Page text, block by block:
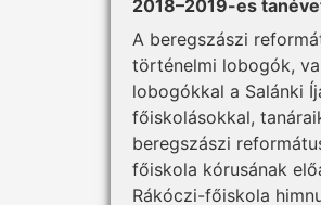
2018–2019-es
A beregszászi
történelmi lobogók,
lobogókkal a Salánki
főiskolásokkal,
beregszászi
főiskola kórusának
Rákóczi-főiskola